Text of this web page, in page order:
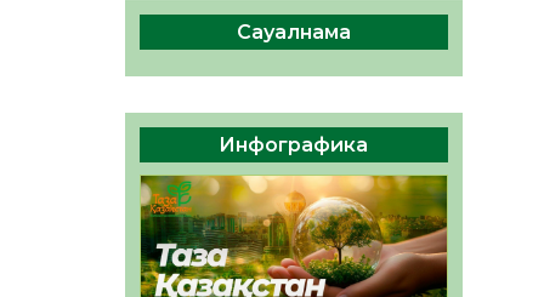
04.08.2026 47 0
Құрылтай: Қызылордада
1344 комиссия мүшесінің
04.08.2026
38 0
ҚҰРЫЛТАЙ САЙЛАУЫ – ЕЛ
БІРЛІГІ МЕН АЗАМАТТЫҚ
ЖАУАПКЕРШІЛІКТІҢ
КӨРІНІСІ
04.08.2026 50 0
Сауалнама
Инфографика